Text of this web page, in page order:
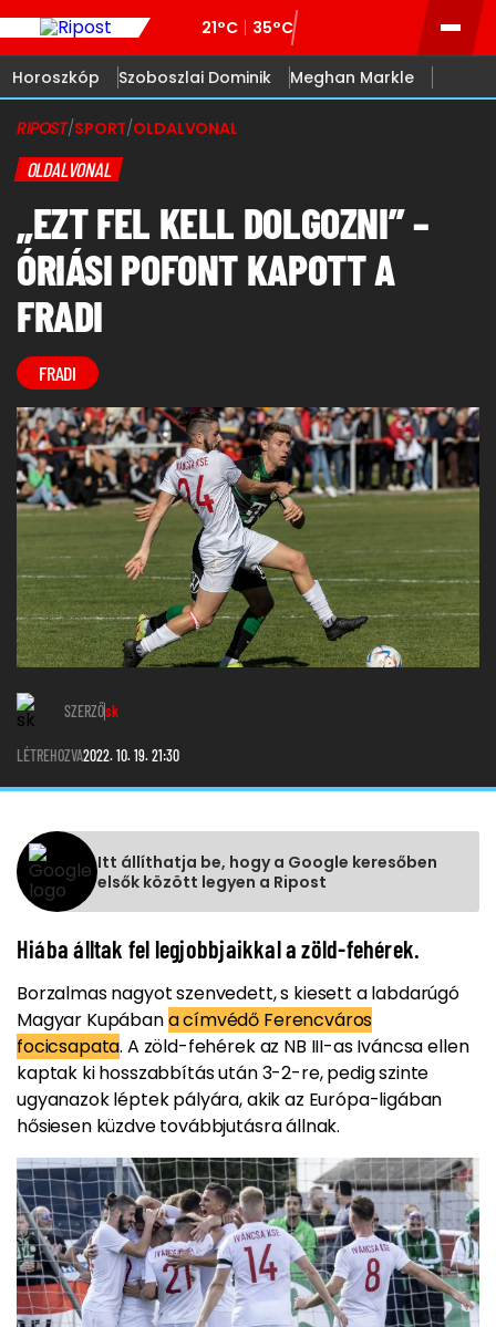
21°C 35°C
Horoszkóp Szoboszlai Dominik Meghan Markle
RIPOST/SPORT/OLDALVONAL
OLDALVONAL
„EZT FEL KELL DOLGOZNI” –
ÓRIÁSI POFONT KAPOTT A
FRADI
FRADI
SZERZŐsk
LÉTREHOZVA2022. 10. 19. 21:30
Itt állíthatja be, hogy a Google keresőben
elsők között legyen a Ripost
Hiába álltak fel legjobbjaikkal a zöld-fehérek.
Borzalmas nagyot szenvedett, s kiesett a labdarúgó
Magyar Kupábana címvédő Ferencváros
focicsapata. A zöld-fehérek az NB III-as Iváncsa ellen
kaptak ki hosszabbítás után 3-2-re, pedig szinte
ugyanazok léptek pályára, akik az Európa-ligában
hősiesen küzdve továbbjutásra állnak.